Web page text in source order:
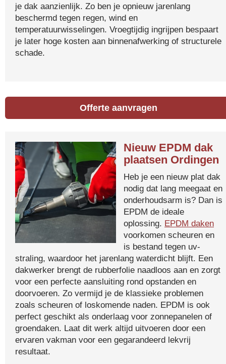
je dak aanzienlijk. Zo ben je opnieuw jarenlang
beschermd tegen regen, wind en
temperatuurwisselingen. Vroegtijdig ingrijpen bespaart
je later hoge kosten aan binnenafwerking of structurele
schade.
Offerte aanvragen
Nieuw EPDM dak
plaatsen Ordingen
Heb je een nieuw plat dak
nodig dat lang meegaat en
onderhoudsarm is? Dan is
EPDM de ideale
oplossing. EPDM daken
voorkomen scheuren en
is bestand tegen uv-
straling, waardoor het jarenlang waterdicht blijft. Een
dakwerker brengt de rubberfolie naadloos aan en zorgt
voor een perfecte aansluiting rond opstanden en
doorvoeren. Zo vermijd je de klassieke problemen
zoals scheuren of loskomende naden. EPDM is ook
perfect geschikt als onderlaag voor zonnepanelen of
groendaken. Laat dit werk altijd uitvoeren door een
ervaren vakman voor een gegarandeerd lekvrij
resultaat.